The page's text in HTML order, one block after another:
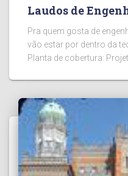
Laudos de
Pra quem gosta de
vão estar por dentro da
Planta de cobertura: